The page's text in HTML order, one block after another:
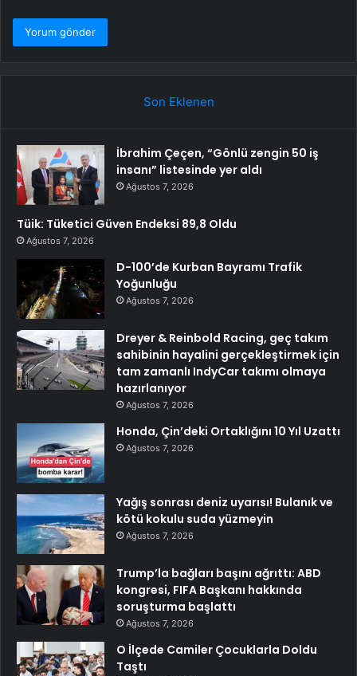
Son Eklenen
İbrahim Çeçen, “Gönlü zengin 50 iş
insanı” listesinde yer aldı
Ağustos 7, 2026
Tüik: Tüketici Güven Endeksi 89,8 Oldu
Ağustos 7, 2026
D-100’de Kurban Bayramı Trafik
Yoğunluğu
Ağustos 7, 2026
Dreyer & Reinbold Racing, geç takım
sahibinin hayalini gerçekleştirmek için
tam zamanlı IndyCar takımı olmaya
hazırlanıyor
Ağustos 7, 2026
Honda, Çin’deki Ortaklığını 10 Yıl Uzattı
Ağustos 7, 2026
Yağış sonrası deniz uyarısı! Bulanık ve
kötü kokulu suda yüzmeyin
Ağustos 7, 2026
Trump’la bağları başını ağrıttı: ABD
kongresi, FIFA Başkanı hakkında
soruşturma başlattı
Ağustos 7, 2026
O İlçede Camiler Çocuklarla Doldu
Taştı